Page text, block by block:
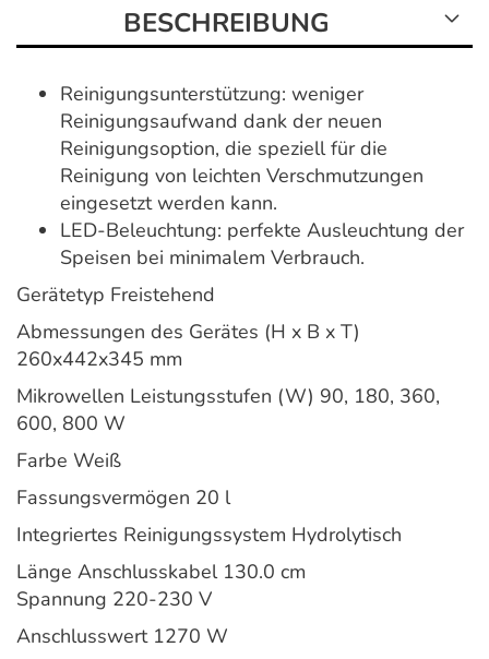
BESCHREIBUNG
Reinigungsunterstützung: weniger
Reinigungsaufwand dank der neuen
Reinigungsoption, die speziell für die
Reinigung von leichten Verschmutzungen
eingesetzt werden kann.
LED-Beleuchtung: perfekte Ausleuchtung der
Speisen bei minimalem Verbrauch.
Gerätetyp Freistehend
Abmessungen des Gerätes (H x B x T)
260x442x345 mm
Mikrowellen Leistungsstufen (W) 90, 180, 360,
600, 800 W
Farbe Weiß
Fassungsvermögen 20 l
Integriertes Reinigungssystem Hydrolytisch
Länge Anschlusskabel 130.0 cm
Spannung 220-230 V
Anschlusswert 1270 W